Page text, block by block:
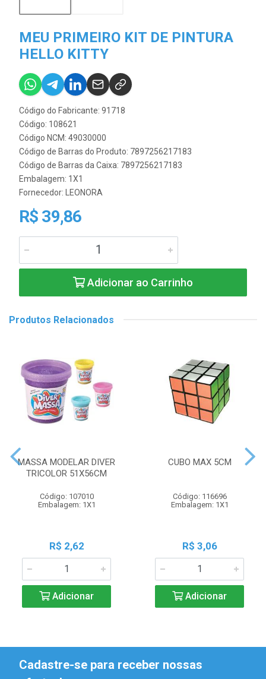
MEU PRIMEIRO KIT DE PINTURA
HELLO KITTY
Código do Fabricante: 91718
Código: 108621
Código NCM: 49030000
Código de Barras do Produto: 7897256217183
Código de Barras da Caixa: 7897256217183
Embalagem: 1X1
Fornecedor: LEONORA
R$ 39,86
Adicionar ao Carrinho
Produtos Relacionados
MASSA MODELAR DIVER
TRICOLOR 51X56CM
Código: 107010
Embalagem: 1X1
R$ 2,62
Adicionar
CUBO MAX 5CM
Código: 116696
Embalagem: 1X1
R$ 3,06
Adicionar
Cadastre-se para receber nossas